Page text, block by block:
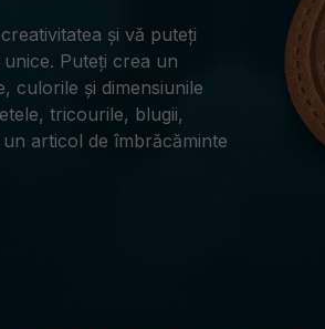
și vă puteți
Puteți crea un
culorile și dimensiunile
tricourile, blugii,
articol de îmbrăcăminte